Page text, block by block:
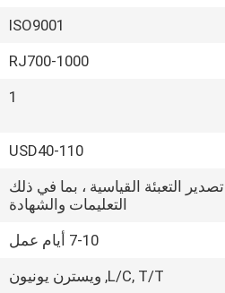
ISO9001
RJ700-1000
1
USD40-110
تصدير التعبئة القياسية ، بما في ذلك
التعليمات والشهادة
7-10 أيام عمل
L/C, T/T, ويسترن يونيون